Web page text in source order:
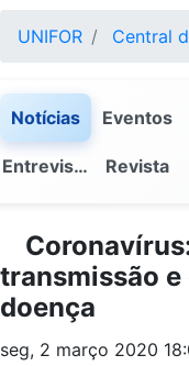
UNIFOR Central
Notícias Eventos
Entrevistas Revista
transmissão
doença
seg, 2 março 2020